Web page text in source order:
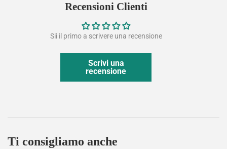
Facebook
Twitter
Pinterest
Recensioni Clienti
Sii il primo a scrivere una recensione
Scrivi una
recensione
Ti consigliamo anche